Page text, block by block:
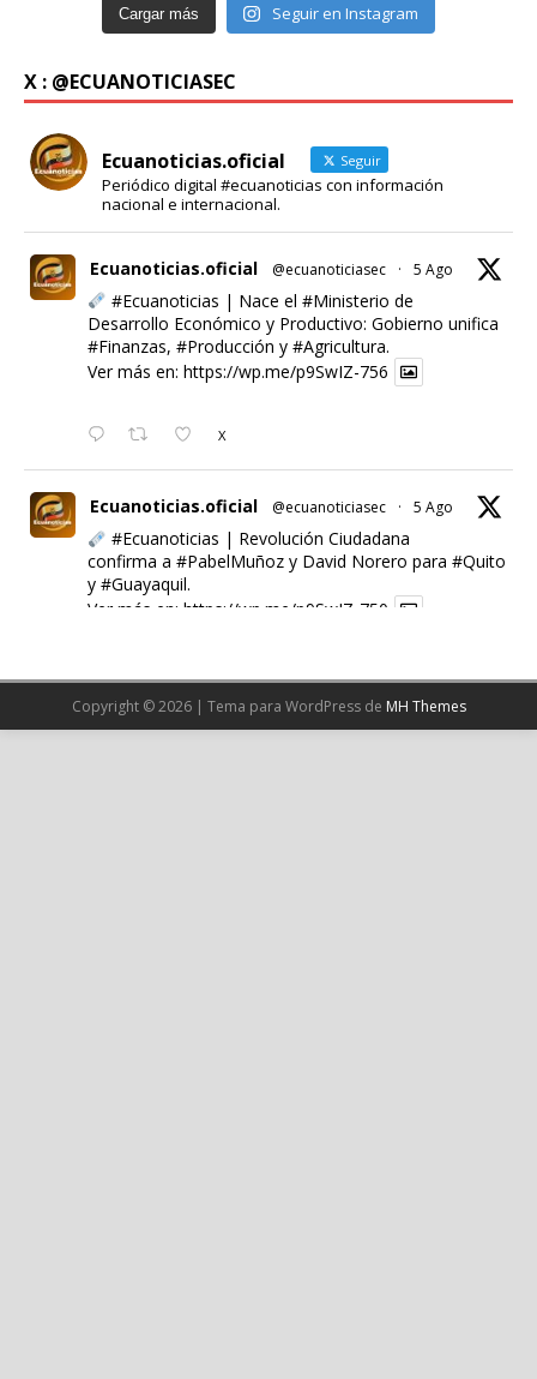
Cargar más Seguir en Instagram
X : @ECUANOTICIASEC
Ecuanoticias.oficial Seguir
Periódico digital #ecuanoticias con información
nacional e internacional.
Ecuanoticias.oficial @ecuanoticiasec · 5 Ago
#Ecuanoticias | Nace el #Ministerio de
Desarrollo Económico y Productivo: Gobierno unifica
#Finanzas, #Producción y #Agricultura.
Ver más en: https://wp.me/p9SwIZ-756
X
Ecuanoticias.oficial @ecuanoticiasec · 5 Ago
#Ecuanoticias | Revolución Ciudadana
confirma a #PabelMuñoz y David Norero para #Quito
y #Guayaquil.
Ver más en: https://wp.me/p9SwIZ-750
Cargar más
Copyright © 2026 | Tema para WordPress de MH Themes